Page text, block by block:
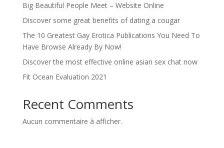
Big Beautiful People Meet – Website Online
Discover some great benefits of dating a cougar
The 10 Greatest Gay Erotica Publications You Need To
Have Browse Already By Now!
Discover the most effective online asian sex chat now
Fit Ocean Evaluation 2021
Recent Comments
Aucun commentaire à afficher.